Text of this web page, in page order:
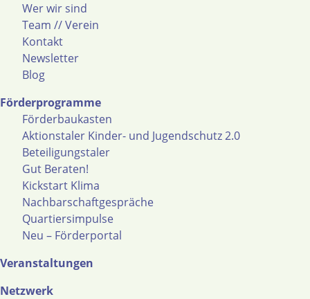
Wer wir sind
Team // Verein
Kontakt
Newsletter
Blog
Förderprogramme
Förderbaukasten
Aktionstaler Kinder- und Jugendschutz 2.0
Beteiligungstaler
Gut Beraten!
Kickstart Klima
Nachbarschaftgespräche
Quartiersimpulse
Neu – Förderportal
Veranstaltungen
Netzwerk